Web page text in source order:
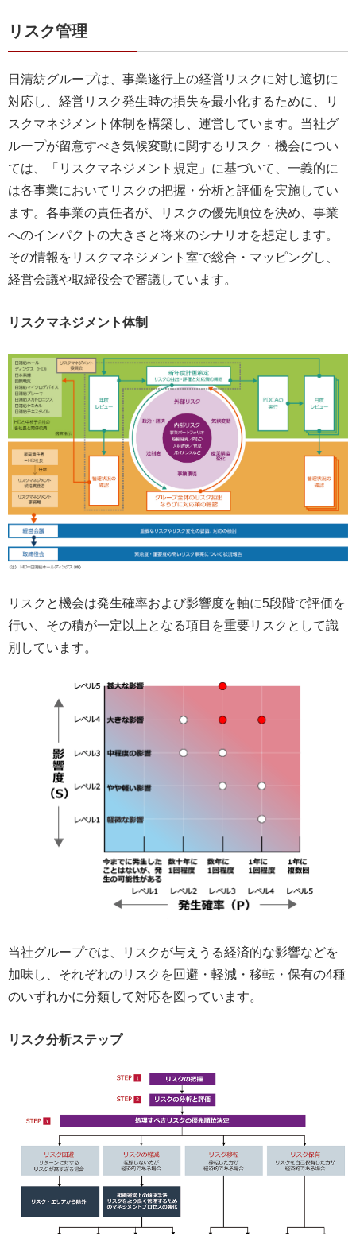
リスク管理
日清紡グループは、事業遂行上の経営リスクに対し適切に
対応し、経営リスク発生時の損失を最小化するために、リ
スクマネジメント体制を構築し、運営しています。当社グ
ループが留意すべき気候変動に関するリスク・機会につい
ては、「リスクマネジメント規定」に基づいて、一義的に
は各事業においてリスクの把握・分析と評価を実施してい
ます。各事業の責任者が、リスクの優先順位を決め、事業
へのインパクトの大きさと将来のシナリオを想定します。
その情報をリスクマネジメント室で総合・マッピングし、
経営会議や取締役会で審議しています。
リスクマネジメント体制
リスクと機会は発生確率および影響度を軸に5段階で評価を
行い、その積が一定以上となる項目を重要リスクとして識
別しています。
当社グループでは、リスクが与えうる経済的な影響などを
加味し、それぞれのリスクを回避・軽減・移転・保有の4種
のいずれかに分類して対応を図っています。
リスク分析ステップ